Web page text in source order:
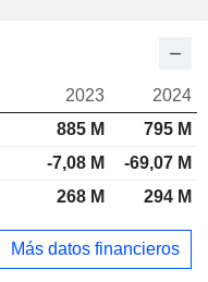
2023
2024
885 M
795 M
-7,08 M
-69,07 M
268 M 294 M
Más datos financieros